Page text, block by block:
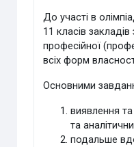
До участі в
11 класів закладів
професійної
всіх форм
Основними
виявлення
та
подальше